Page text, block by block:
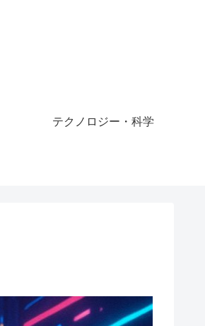
テクノロジー・科学